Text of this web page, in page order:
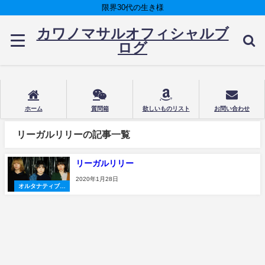
限界30代の生き様
カワノマサルオフィシャルブ
ログ
ホーム 質問箱 欲しいものリスト お問い合わせ
リーガルリリーの記事一覧
オルタナティブロ
リーガルリリー
2020年1月28日